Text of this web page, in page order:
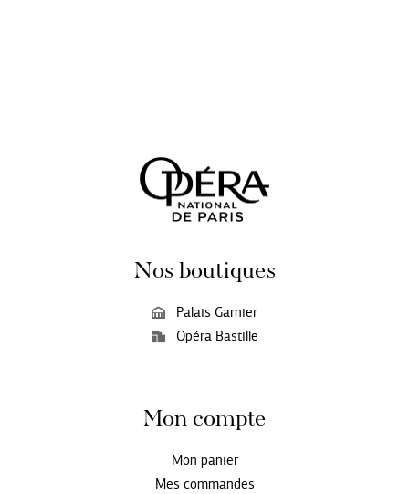
Nos boutiques
Palais Garnier
Opéra Bastille
Mon compte
Mon panier
Mes commandes